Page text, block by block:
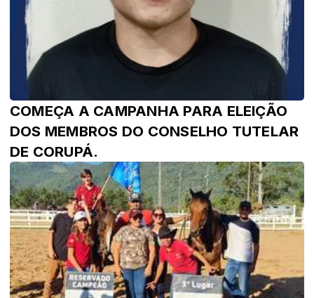
COMEÇA A CAMPANHA PARA ELEIÇÃO
DOS MEMBROS DO CONSELHO TUTELAR
DE CORUPÁ.